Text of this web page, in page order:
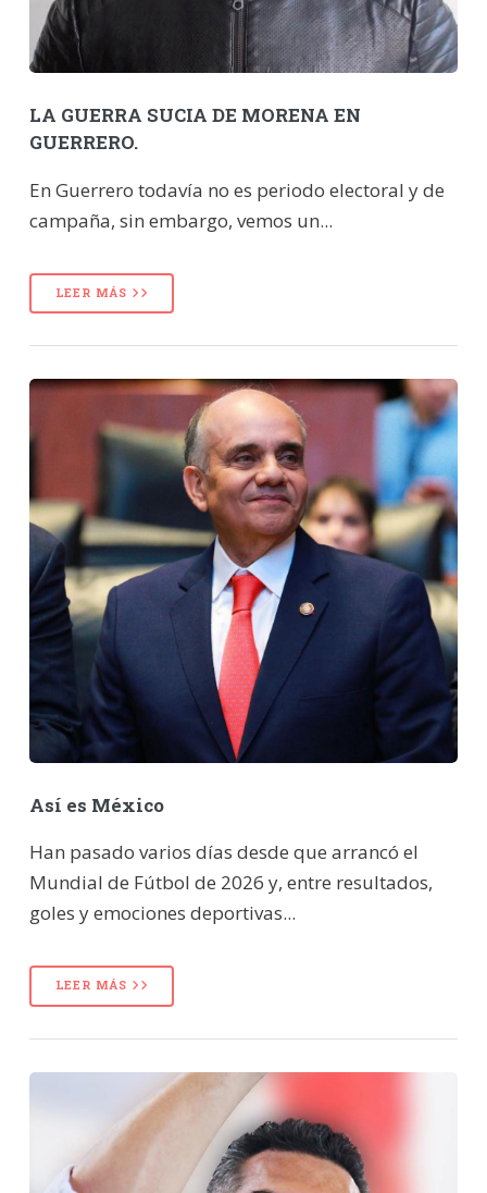
LA GUERRA SUCIA DE MORENA EN
GUERRERO.
En Guerrero todavía no es periodo electoral y de
campaña, sin embargo, vemos un...
LEER MÁS
Así es México
Han pasado varios días desde que arrancó el
Mundial de Fútbol de 2026 y, entre resultados,
goles y emociones deportivas...
LEER MÁS